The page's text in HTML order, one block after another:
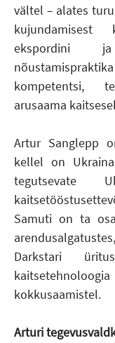
vältel – alates
kujundamisest
ekspordini
kompetentsi,
arusaama
Artur Sanglepp
kellel on
tegutsevate
Samuti on ta
Darkstari
kokkusaamistel.
Arturi